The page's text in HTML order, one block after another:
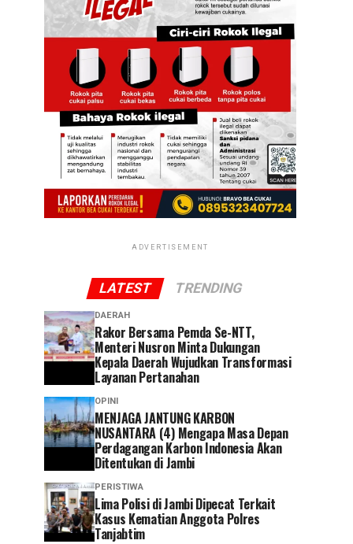
ADVERTISEMENT
LATEST TRENDING
DAERAH
Rakor Bersama Pemda Se-NTT,
Menteri Nusron Minta Dukungan
Kepala Daerah Wujudkan Transformasi
Layanan Pertanahan
OPINI
MENJAGA JANTUNG KARBON
NUSANTARA (4) Mengapa Masa Depan
Perdagangan Karbon Indonesia Akan
Ditentukan di Jambi
PERISTIWA
Lima Polisi di Jambi Dipecat Terkait
Kasus Kematian Anggota Polres
Tanjabtim